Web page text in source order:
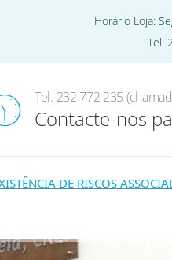
Horário Loja:
Tel:
Tel. 232 772 235
Contacte-nos
DE RISCOS